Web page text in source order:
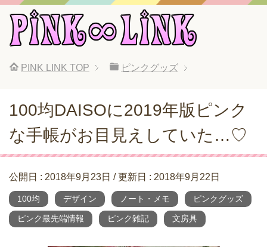
PINK LINK TOP ピンクグッズ
100均DAISOに2019年版ピンク
な手帳がお目見えしていた…♡
公開日 : 2018年9月23日 / 更新日 : 2018年9月22日
100均 デザイン ノート・メモ ピンクグッズ
ピンク最先端情報 ピンク雑記 文房具